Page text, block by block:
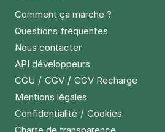
Comment ça marche ?
Questions fréquentes
Nous contacter
API développeurs
CGU / CGV / CGV Recharge
Mentions légales
Confidentialité / Cookies